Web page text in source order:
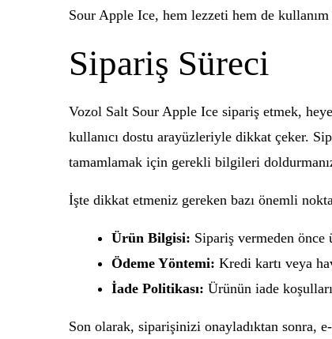
Sour Apple Ice, hem lezzeti hem de
Sipariş Süreci
Vozol Salt Sour Apple Ice sipariş etmek,
kullanıcı dostu arayüzleriyle dikkat çeker.
tamamlamak için gerekli bilgileri
İşte dikkat etmeniz gereken bazı önemli
Ürün Bilgisi: Sipariş vermeden
Ödeme Yöntemi: Kredi kartı veya
İade Politikası: Ürünün iade
Son olarak, siparişinizi onayladıktan sonra,